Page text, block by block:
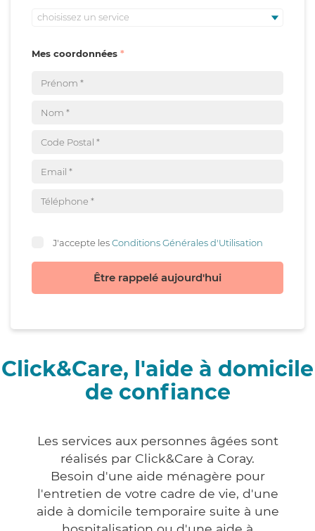
choisissez un service
Mes coordonnées
J'accepte lesConditions Générales d'Utilisation
Être rappelé aujourd'hui
Click&Care, l'aide à domicile
de confiance
Les services aux personnes âgées sont
réalisés par Click&Care à Coray.
Besoin d'une aide ménagère pour
l'entretien de votre cadre de vie, d'une
aide à domicile temporaire suite à une